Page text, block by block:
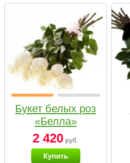
Букет белых роз
«Белла»
2 420 руб.
Купить